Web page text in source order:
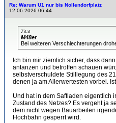
Re: Warum U1 nur bis Nollendorfplatz
12.06.2026 06:44
Zitat
M48er
Bei weiteren Verschlechterungen
Ich bin mir ziemlich sicher, dass
antanzen und betroffen schauen
selbstverschuldete Stilllegung des
denen ja am Allerwertesten vorbei.
Und hat in dem Saftladen eigentlich
Zustand des Netzes? Es vergeht ja
dem nicht wegen Bauarbeiten
Hochbahn gesperrt wird.